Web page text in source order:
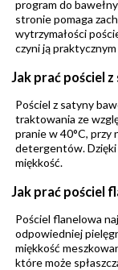
program do
stronie pomaga
wytrzymałości
czyni ją
Jak prać pościel
Pościel z satyny
traktowania ze
pranie w 40°C, przy
detergentów. Dzięki
miękkość.
Jak prać pościel
Pościel flanelowa
odpowiedniej
miękkość
które może